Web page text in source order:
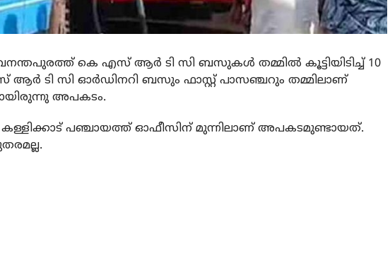
കെ എസ് ആര്‍ ടി സി ബസുകള്‍ തമ്മില്‍ കൂട്ടിയിടിച്ച് 10
ടി സി ഓര്‍ഡിനറി ബസും ഫാസ്റ്റ് പാസഞ്ചറും തമ്മിലാണ്
അപകടം.
കള്ളിക്കാട് പഞ്ചായത്ത് ഓഫീസിന് മുന്നിലാണ് അപകടമുണ്ടായത്.